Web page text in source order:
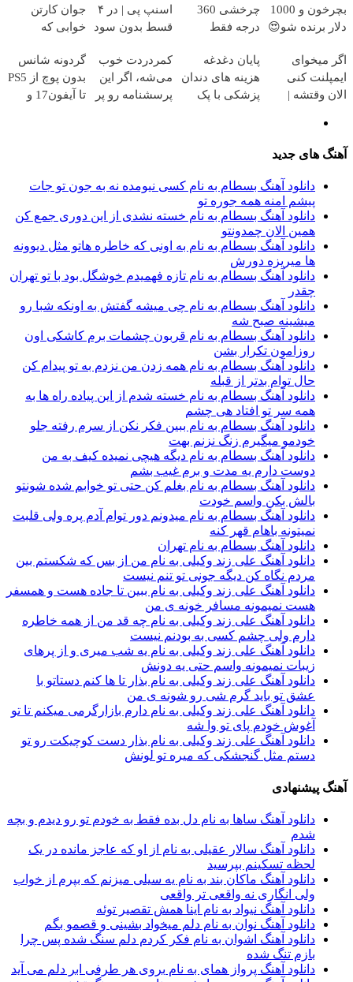
بچرخون و 1000
دلار برنده شو😍
چرخشی 360
درجه فقط
🔥 پرداخت درب
منزل
اسنپ پی | در ۴
قسط بدون سود
جوان کارتن
خوابی که
آموزش رایگان
اگر میخوای
ایمپلنت کنی
الان وقتشه |
میلیون تومان!!!
پایان دغدغه
هزینه های دندان
پزشکی با پک
کمردردت خوب
می‌شه، اگر این
پرسشنامه رو پر
گردونه شانس
بدون پوچ از PS5
تا آیفون17 و
آهنگ های جدید
دانلود آهنگ بسطام به نام کسی نیومده نه به جون تو جات
پیشم امنه همه جوره تو
دانلود آهنگ بسطام به نام خسته نشدی از این دوری جمع کن
همین الان چمدونتو
دانلود آهنگ بسطام به نام به اونی که خاطره هاتو مثل دیوونه
ها میریزه دورش
دانلود آهنگ بسطام به نام تازه فهمیدم خوشگل بود با تو تهران
چقدر
دانلود آهنگ بسطام به نام چی میشه گفتش به اونکه شبا رو
میشینه صبح شه
دانلود آهنگ بسطام به نام قربون چشمات برم کاشکی اون
روزامون تکرار بشن
دانلود آهنگ بسطام به نام همه زدن من نزدم به تو پیدام کن
حال توام بدتر از قبله
دانلود آهنگ بسطام به نام خسته شدم از این پیاده راه ها به
همه سر تو افتاد هی چشم
دانلود آهنگ بسطام به نام ببین فکر نکن از سرم رفته جلو
خودمو میگیرم زنگ نزنم بهت
دانلود آهنگ بسطام به نام دیگه هیچی نمیده کیف به من
دوست دارم یه مدت و برم غیب بشم
دانلود آهنگ بسطام به نام بغلم کن حتی تو خوابم شده شونتو
بالش بکن واسم خودت
دانلود آهنگ بسطام به نام میدونم دور توام آدم پره ولی قلبت
نمیتونه باهام قهر کنه
دانلود آهنگ بسطام به نام تهران
دانلود آهنگ علی زند وکیلی به نام من از بس كه شكستم بین
مردم نگاه كن دیگه جونى تو تنم نیست
دانلود آهنگ علی زند وکیلی به نام ببین تا جاده هست و همسفر
هست نمیمونه مسافر خونه ی من
دانلود آهنگ علی زند وکیلی به نام چه قد من از همه خاطره
دارم ولی چشم كسی به بودنم نیست
دانلود آهنگ علی زند وکیلی به نام یه شب میرى و از پرهای
زيبات نمیمونه واسم حتی یه دونش
دانلود آهنگ علی زند وکیلی به نام بذار تا ها كنم دستاتو با
عشق تو باید گرم شی رو شونه ى من
دانلود آهنگ علی زند وکیلی به نام دارم بازارگرمی میكنم تا تو
آغوش خودم پای تو وا شه
دانلود آهنگ علی زند وکیلی به نام بذار دست كوچیكت رو تو
دستم مثل گنجشكی كه میره تو لونش
آهنگ پیشنهادی
دانلود آهنگ ساها به نام دل بده فقط به خودم تو رو دیدم و بچه
شدم
دانلود آهنگ سالار عقیلی به نام از او که عاجز مانده در یک
لحظه تسکینم بپرسید
دانلود آهنگ ماکان بند به نام یه سیلی میزنم که بپرم از خواب
ولی انگاری نه واقعی تر واقعی
دانلود آهنگ نیواد به نام اﻳﻨﺎ ﻫﻤﺶ ﺗﻘﺼﻴﺮ ﺗﻮﺋﻪ
دانلود آهنگ نوان به نام دلم میخواد بشینی و قصمو بگم
دانلود آهنگ اشوان به نام فکر کردم دلم سنگ شده پس چرا
بازم تنگ شده
دانلود آهنگ پرواز همای به نام ‎بروی هر طرفی ابر دلم می آید